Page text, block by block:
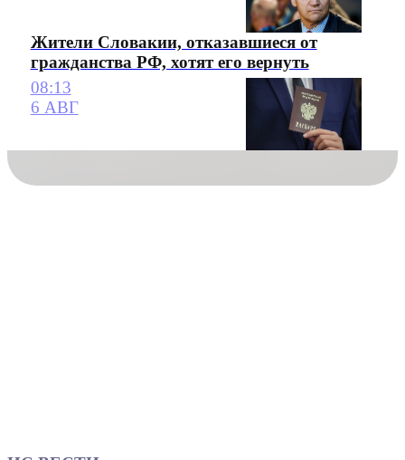
Жители Словакии, отказавшиеся от
гражданства РФ, хотят его вернуть
08:13
6 АВГ